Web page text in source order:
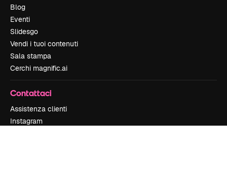
Blog
Eventi
Slidesgo
Vendi i tuoi contenuti
Sala stampa
Cerchi magnific.ai
Contattaci
Assistenza clienti
Instagram